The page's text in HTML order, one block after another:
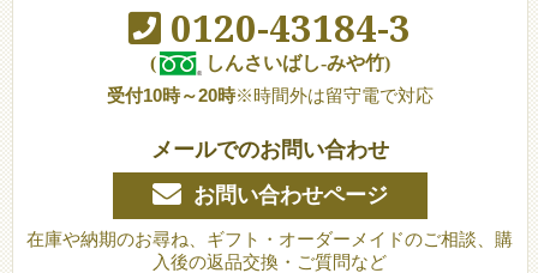
0120-43184-3
(
しんさいばし-みや竹)
受付10時～20時※時間外は留守電で対応
メールでのお問い合わせ
お問い合わせページ
在庫や納期のお尋ね、ギフト・オーダーメイドのご相談、購
入後の返品交換・ご質問など